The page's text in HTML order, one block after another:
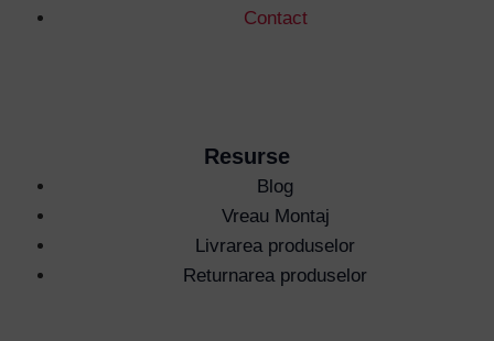
Contact
Resurse
Blog
Vreau Montaj
Livrarea produselor
Returnarea produselor